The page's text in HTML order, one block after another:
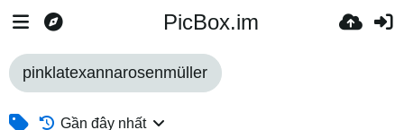
PicBox.im
pinklatexannarosenmüller
Gần đây nhất